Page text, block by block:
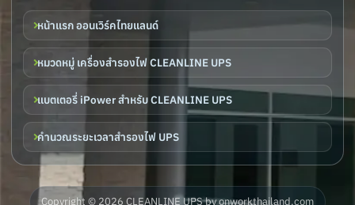
หน้าแรก ออนเวิร์คไทยแลนด์
หมวดหมู่ เครื่องสำรองไฟ CLEANLINE UPS
แบตเตอรี่ iPower สำหรับ CLEANLINE UPS
คำนวณระยะเวลาสำรองไฟ UPS
Copyright © 2026 CLEANLINE UPS by onworkthailand.com